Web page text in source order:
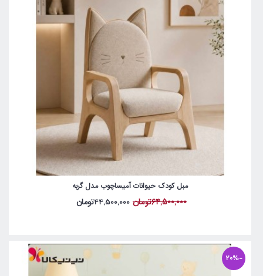
مبل کودک حیوانات آمیساچوب مدل گربه
64,500,000تومان 44,500,000تومان
-20%